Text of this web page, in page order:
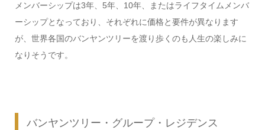
メンバーシップは3年、5年、10年、またはライフタイムメンバ
ーシップとなっており、それぞれに価格と要件が異なります
が、世界各国のバンヤンツリーを渡り歩くのも人生の楽しみに
なりそうです。
バンヤンツリー・グループ・レジデンス